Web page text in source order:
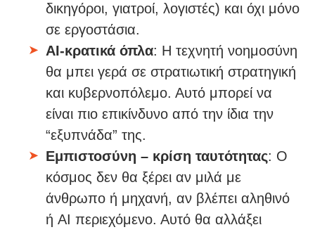
δικηγόροι, γιατροί, λογιστές) και όχι μόνο
σε εργοστάσια.
AI-κρατικά όπλα: Η τεχνητή νοημοσύνη
θα μπει γερά σε στρατιωτική στρατηγική
και κυβερνοπόλεμο. Αυτό μπορεί να
είναι πιο επικίνδυνο από την ίδια την
“εξυπνάδα” της.
Εμπιστοσύνη – κρίση ταυτότητας: Ο
κόσμος δεν θα ξέρει αν μιλά με
άνθρωπο ή μηχανή, αν βλέπει αληθινό
ή AI περιεχόμενο. Αυτό θα αλλάξει